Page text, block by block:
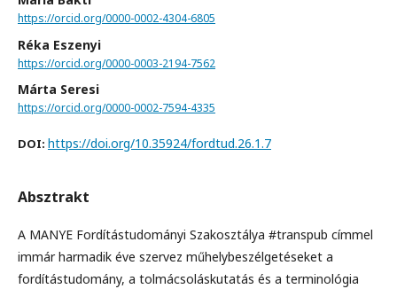
https://orcid.org/0000-0002-4304-6805
Réka Eszenyi
https://orcid.org/0000-0003-2194-7562
Márta Seresi
https://orcid.org/0000-0002-7594-4335
DOI: https://doi.org/10.35924/fordtud.26.1.7
Absztrakt
A MANYE Fordítástudományi Szakosztálya #transpub címmel
immár harmadik éve szervez műhelybeszélgetéseket a
fordítástudomány, a tolmácsoláskutatás és a terminológia